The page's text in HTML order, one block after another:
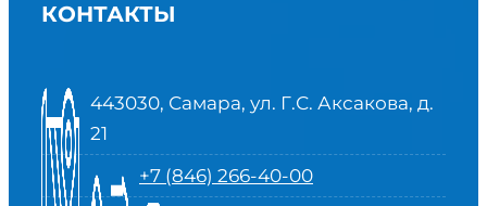
КОНТАКТЫ
443030, Самара, ул. Г.С. Аксакова, д.
21
+7 (846) 266-40-00